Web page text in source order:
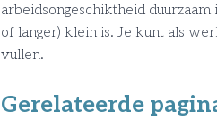
arbeidsongeschiktheid
of langer) klein is. Je kunt als
vullen.
Gerelateerde